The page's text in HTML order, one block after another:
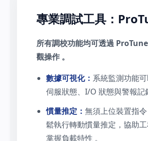
專業調試工具：
所有調校功能均可透過
觀操作 。
數據可視化： 系統監測功能
伺服狀態、I/O 狀態與警報記
慣量推定： 無須上位裝置指
鬆執行轉動慣量推定，協助
掌握負載特性 。